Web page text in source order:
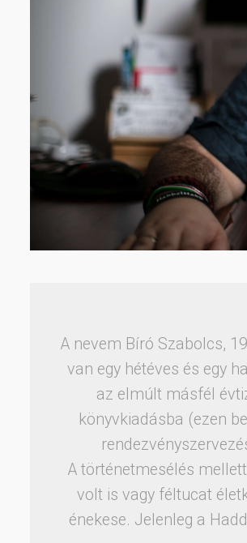
A nevem Bíró Szabolcs,
van egy hétéves és egy
az elmúlt másfél
könyvkiadásba (ezen
A történetmesélés
volt is vagy féltucat
énekese. Jelenleg a